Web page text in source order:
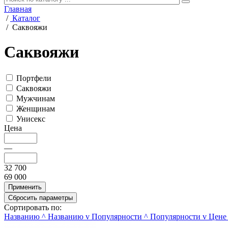
Главная
/ Каталог
/ Саквояжи
Саквояжи
Портфели
Саквояжи
Мужчинам
Женщинам
Унисекс
Цена
—
32 700
69 000
Сортировать по:
Названию ^ Названию v Популярности ^ Популярности v Цене